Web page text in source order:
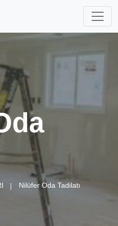
Nilüfer Oda Tadilatı